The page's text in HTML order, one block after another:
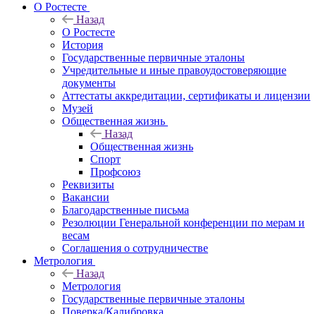
О Ростесте
Назад
О Ростесте
История
Государственные первичные эталоны
Учредительные и иные правоудостоверяющие
документы
Аттестаты аккредитации, сертификаты и лицензии
Музей
Общественная жизнь
Назад
Общественная жизнь
Спорт
Профсоюз
Реквизиты
Вакансии
Благодарственные письма
Резолюции Генеральной конференции по мерам и
весам
Соглашения о сотрудничестве
Метрология
Назад
Метрология
Государственные первичные эталоны
Поверка/Калибровка